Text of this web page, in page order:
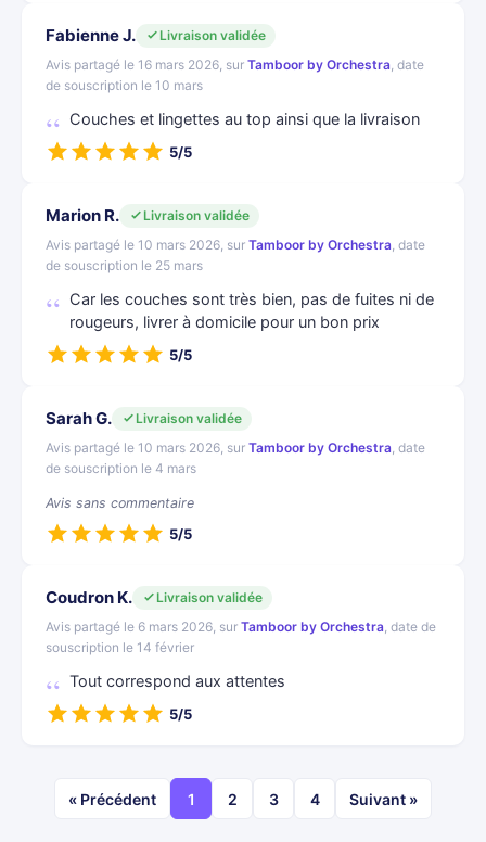
Fabienne J.
Livraison validée
Avis partagé le 16 mars 2026, sur Tamboor by Orchestra, date
de souscription le 10 mars
Couches et lingettes au top ainsi que la livraison
5/5
Marion R.
Livraison validée
Avis partagé le 10 mars 2026, sur Tamboor by Orchestra, date
de souscription le 25 mars
Car les couches sont très bien, pas de fuites ni de
rougeurs, livrer à domicile pour un bon prix
5/5
Sarah G.
Livraison validée
Avis partagé le 10 mars 2026, sur Tamboor by Orchestra, date
de souscription le 4 mars
Avis sans commentaire
5/5
Coudron K.
Livraison validée
Avis partagé le 6 mars 2026, sur Tamboor by Orchestra, date de
souscription le 14 février
Tout correspond aux attentes
5/5
« Précédent 1 2 3 4 Suivant »